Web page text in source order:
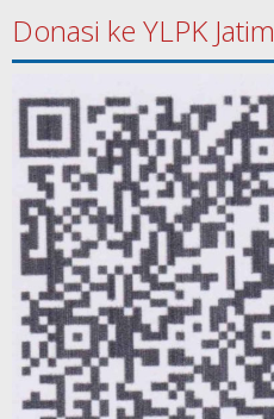
Donasi ke YLPK Jatim